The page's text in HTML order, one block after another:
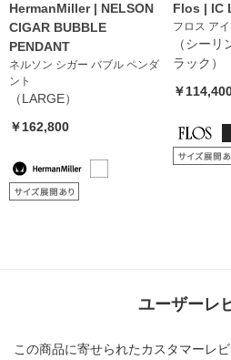
HermanMiller | NELSON
CIGAR BUBBLE
PENDANT
ネルソン シガー バブル ペンダ
ント
（LARGE）
￥162,800
Flos | IC
フロス ア
（シー
ラック）
￥
ユーザーレ
この商品に寄せられたカスタマーレ